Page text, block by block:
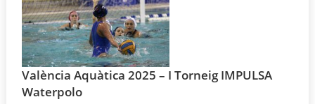
València Aquàtica 2025 – I Torneig IMPULSA
Waterpolo